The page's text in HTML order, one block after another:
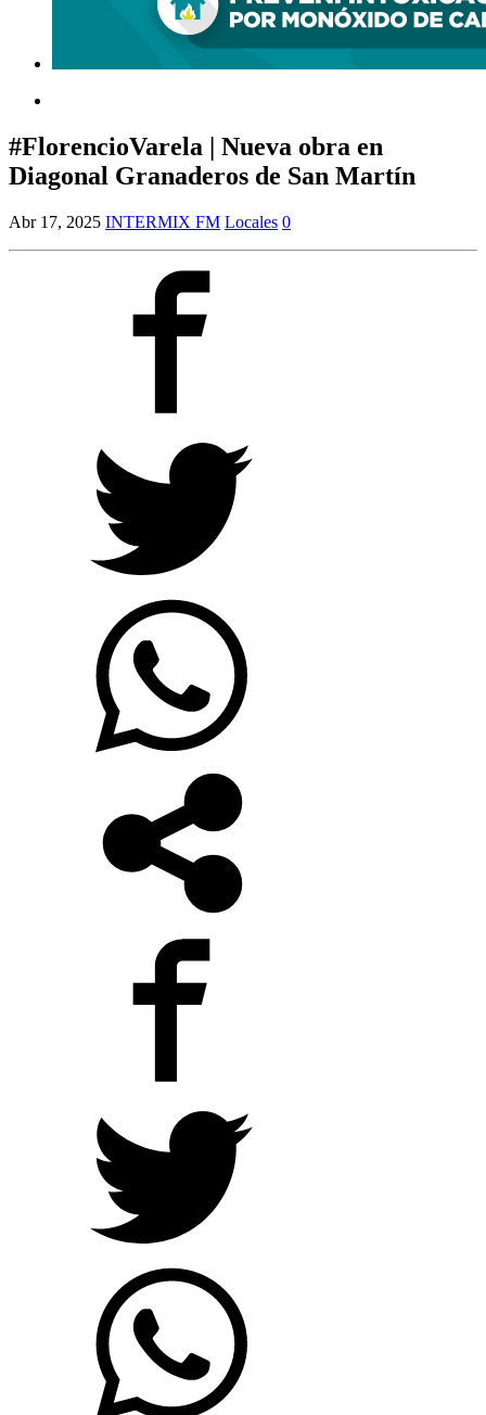
#FlorencioVarela | Nueva obra en
Diagonal Granaderos de San Martín
Abr 17, 2025 INTERMIX FM Locales 0